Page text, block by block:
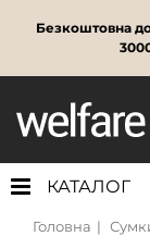
Безкоштовна
КАТАЛОГ
Головна